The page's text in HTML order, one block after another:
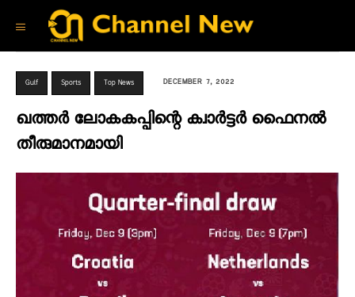
Gulf Sports Top News DECEMBER 7, 2022
ഖത്തർ ലോകകപ്പിന്റെ ക്വാർട്ടർ ഫൈനൽ
തീരുമാനമായി